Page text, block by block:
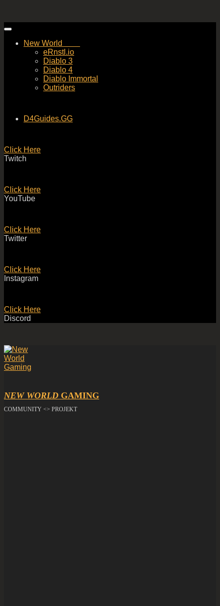
Skip
contentNew World
eRnstl.io
Diablo 3
Diablo 4
Diablo Immortal
Outriders
D4Guides.GG
Click Here
Twitch
Click Here
YouTube
Click Here
Twitter
Click Here
Instagram
Click Here
Discord
NEW WORLD GAMING
COMMUNITY <> PROJEKT